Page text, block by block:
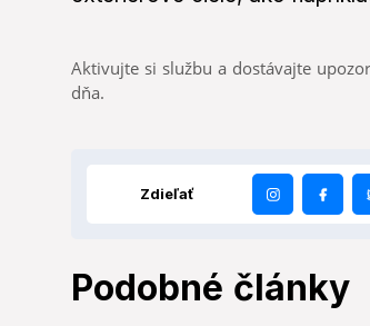
Aktivujte si službu a dostávajte
dňa.
Zdieľať
Podobné články